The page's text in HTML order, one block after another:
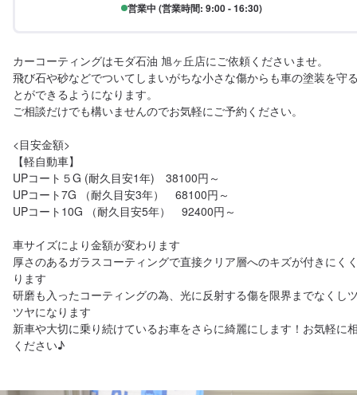
営業中 (営業時間: 9:00 - 16:30)
カーコーティングはモダ石油 旭ヶ丘店にご依頼くださいませ。
飛び石や砂などでついてしまいがちな小さな傷からも車の塗装を守
とができるようになります。
ご相談だけでも構いませんのでお気軽にご予約ください。
<目安金額>
【軽自動車】
UPコート５G (耐久目安1年)　38100円～
UPコート7G （耐久目安3年）　68100円～
UPコート10G （耐久目安5年）　92400円～
車サイズにより金額が変わります
厚さのあるガラスコーティングで直接クリア層へのキズが付きにく
ります
研磨も入ったコーティングの為、光に反射する傷を限界までなくし
ツヤになります
新車や大切に乗り続けているお車をさらに綺麗にします！お気軽に
ください♪